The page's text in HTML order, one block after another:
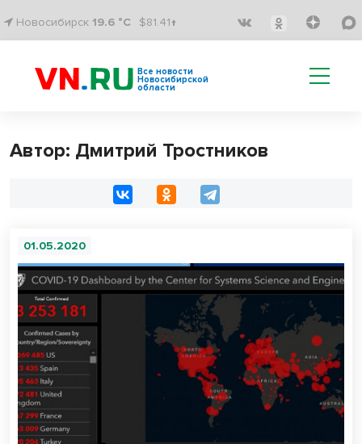
Новосибирск 19.6 °C $81.41↑
Все новости
Новосибирской
области
Автор: Дмитрий Тростников
01.05.2020